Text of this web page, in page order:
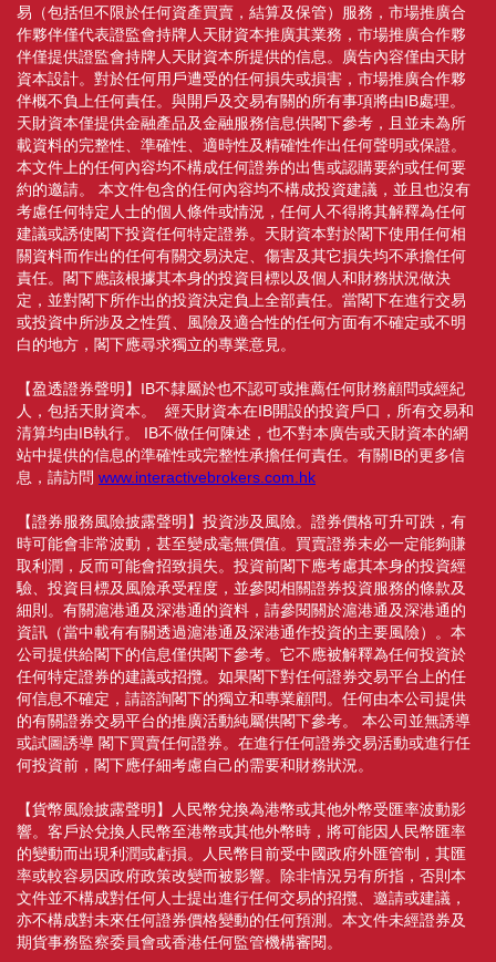
易（包括但不限於任何資產買賣，結算及保管）服務，市場推廣合
作夥伴僅代表證監會持牌人天財資本推廣其業務，市場推廣合作夥
伴僅提供證監會持牌人天財資本所提供的信息。廣告內容僅由天財
資本設計。對於任何用戶遭受的任何損失或損害，市場推廣合作夥
伴概不負上任何責任。與開戶及交易有關的所有事項將由IB處理。
天財資本僅提供金融產品及金融服務信息供閣下參考，且並未為所
載資料的完整性、準確性、適時性及精確性作出任何聲明或保證。
本文件上的任何內容均不構成任何證券的出售或認購要約或任何要
約的邀請。 本文件包含的任何內容均不構成投資建議，並且也沒有
考慮任何特定人士的個人條件或情況，任何人不得將其解釋為任何
建議或誘使閣下投資任何特定證券。天財資本對於閣下使用任何相
關資料而作出的任何有關交易決定、傷害及其它損失均不承擔任何
責任。閣下應該根據其本身的投資目標以及個人和財務狀況做決
定，並對閣下所作出的投資決定負上全部責任。當閣下在進行交易
或投資中所涉及之性質、風險及適合性的任何方面有不確定或不明
白的地方，閣下應尋求獨立的專業意見。
【盈透證券聲明】IB不隸屬於也不認可或推薦任何財務顧問或經紀
人，包括天財資本。 經天財資本在IB開設的投資戶口，所有交易和
清算均由IB執行。 IB不做任何陳述，也不對本廣告或天財資本的網
站中提供的信息的準確性或完整性承擔任何責任。有關IB的更多信
息，請訪問 www.interactivebrokers.com.hk
【證券服務風險披露聲明】投資涉及風險。證券價格可升可跌，有
時可能會非常波動，甚至變成毫無價值。買賣證券未必一定能夠賺
取利潤，反而可能會招致損失。投資前閣下應考慮其本身的投資經
驗、投資目標及風險承受程度，並參閱相關證券投資服務的條款及
細則。有關滬港通及深港通的資料，請參閱關於滬港通及深港通的
資訊（當中載有有關透過滬港通及深港通作投資的主要風險）。本
公司提供給閣下的信息僅供閣下參考。它不應被解釋為任何投資於
任何特定證券的建議或招攬。如果閣下對任何證券交易平台上的任
何信息不確定，請諮詢閣下的獨立和專業顧問。任何由本公司提供
的有關證券交易平台的推廣活動純屬供閣下參考。 本公司並無誘導
或試圖誘導 閣下買賣任何證券。在進行任何證券交易活動或進行任
何投資前，閣下應仔細考慮自己的需要和財務狀況。
【貨幣風險披露聲明】人民幣兌換為港幣或其他外幣受匯率波動影
響。客戶於兌換人民幣至港幣或其他外幣時，將可能因人民幣匯率
的變動而出現利潤或虧損。人民幣目前受中國政府外匯管制，其匯
率或較容易因政府政策改變而被影響。除非情況另有所指，否則本
文件並不構成對任何人士提出進行任何交易的招攬、邀請或建議，
亦不構成對未來任何證券價格變動的任何預測。本文件未經證券及
期貨事務監察委員會或香港任何監管機構審閱。